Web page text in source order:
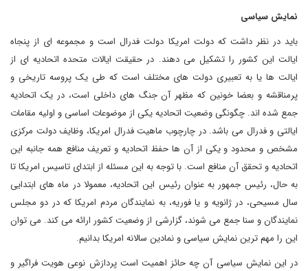
نمایش سیاسی
باید در نظر داشت که دولت امریکا دولت فدرال است و مجموعه ای از پنجاه
ایالت این کشور را تشکیل می دهند. در حقیقت ایالات متحده اتحادیه ای از
ایالت ها یا به تعبیری دولت های مختلف است که طی یک پروسه تاریخی و
پرمناقشه و بعضا خونین که مظهر آن جنگ های داخلی است، در یک اتحادیه
جمع شده اند. چگونگی وضعیت اتحادیه یکی از موضوعات اساسی و اولیه مقامات
ایالتی و فدرال می باشد. در چارچوب ماهیت فدرال امریکا، وظایف دولت مرکزی
مشخص و محدود و یکی از آن ها حفظ اتحادیه و تعریف منافع همه جانبه این
اتحادیه و تحقق آن منافع است. با توجه به این مسئله از ابتدای تاسیس امریکا تا
به حال، رئیس جمهور به عنوان رئیس این اتحادیه، معمولا در ماه های ابتدایی
سال مسیحی، در ژانویه و یا فوریه، به نمایندگان مردم امریکا که در دو مجلس
نمایندگان و سنا جمع می شوند، گزارشی از وضعیت کشور ارائه می کند. می توان
این را مهم ترین نمایش سیاسی و نمادین سالانه امریکا بدانیم.
در این نمایش سیاسی آن چه حائز اهمیت است پردازش نوعی هویت فراگیر و